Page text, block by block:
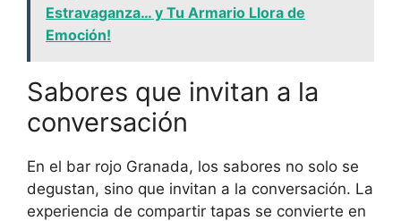
Estravaganza… y Tu Armario Llora de
Emoción!
Sabores que invitan a la
conversación
En el bar rojo Granada, los sabores no solo se
degustan, sino que invitan a la conversación. La
experiencia de compartir tapas se convierte en